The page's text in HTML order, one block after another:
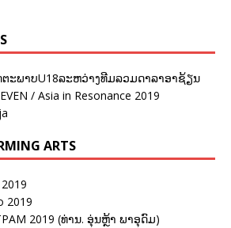
ະພາບU18ລະຫວ່າງທີມລວມດາລາອາຊ້ຽນ
/ Asia in Resonance 2019
ARTS
2019
2019 (ທ່ານ. ອຸ່ນຫຼ້າ ພາອຸດົມ)